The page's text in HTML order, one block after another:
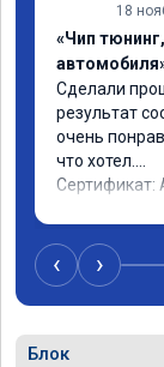
18
«Чип
Сделали
результат
очень
что хотел.
Сертификат:
‹ ›
Блок